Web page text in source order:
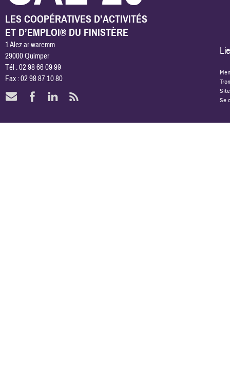
LES COOPÉRATIVES D’ACTIVITÉS
ET D’EMPLOI® DU FINISTÈRE
1 Alez ar waremm
29000 Quimper
Tél : 02 98 66 09 99
Fax : 02 98 87 10 80
Se